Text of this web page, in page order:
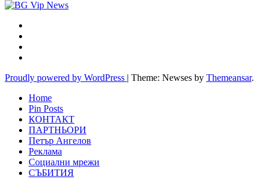
Proudly powered by WordPress | Theme: Newses by Themeansar.
Home
Pin Posts
КОНТАКТ
ПАРТНЬОРИ
Петър Ангелов
Реклама
Социални мрежи
СЪБИТИЯ